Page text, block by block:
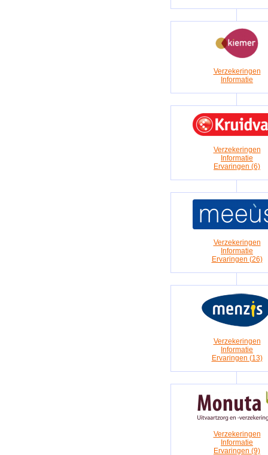
Verzekeringen
Informatie
Verzekeringen
Informatie
Ervaringen (6)
Verzekeringen
Informatie
Ervaringen (26)
Verzekeringen
Informatie
Ervaringen (13)
Verzekeringen
Informatie
Ervaringen (9)